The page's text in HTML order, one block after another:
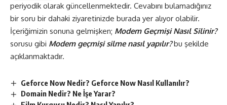
periyodik olarak güncellenmektedir. Cevabını bulamadığınız
bir soru bir dahaki ziyaretinizde burada yer alıyor olabilir.
İçeriğimizin sonuna gelmişken; Modem Geçmişi Nasıl Silinir?
sorusu gibi Modem geçmişi silme nasıl yapılır?bu şekilde
açıklanmaktadır.
Geforce Now Nedir? Geforce Now Nasıl Kullanılır?
Domain Nedir? Ne İşe Yarar?